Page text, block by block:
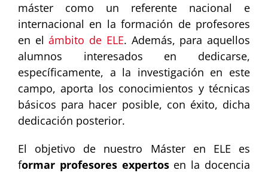
máster como un referente nacional e
internacional en la formación de profesores
en elámbito de ELE. Además, para aquellos
alumnos interesados en dedicarse,
específicamente, a la investigación en este
campo, aporta los conocimientos y técnicas
básicos para hacer posible, con éxito, dicha
dedicación posterior.
El objetivo de nuestro Máster en ELE es
formar profesores expertosen la docencia